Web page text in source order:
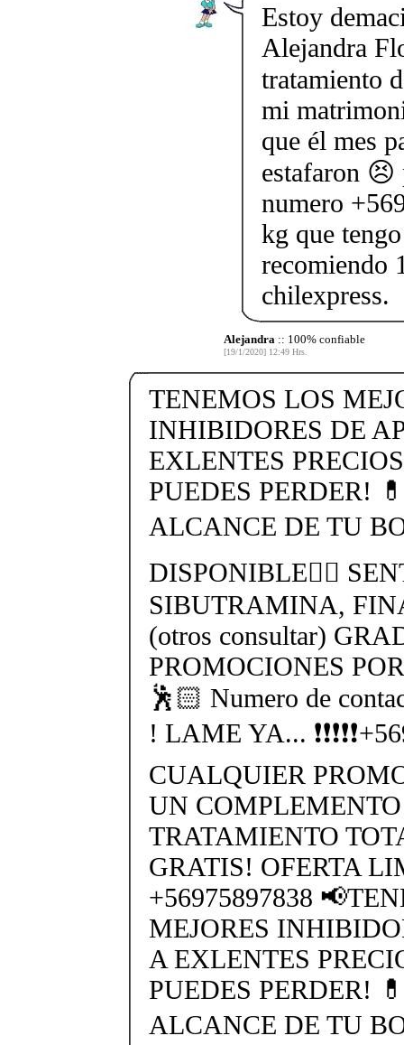
Estoy
Alejandra
tratamiento
mi
que él mes
estafaron 😣
numero
kg que
recomiendo
chilexpress.
Alejandra :: 100% confiable
[19/1/2020] 12:49 Hrs.
TENEMOS LOS
INHIBIDORES DE
EXLENTES
PUEDES PERDER!
ALCANCE DE TU
DISPONIBLE👉🏻
SIBUTRAMINA,
(otros consultar)
PROMOCIONES
🕺🏻 Numero de
! LAME YA...
CUALQUIER
UN
TRATAMIENTO
GRATIS! OFERTA
+56975897838
MEJORES
A EXLENTES
PUEDES PERDER!
ALCANCE DE TU